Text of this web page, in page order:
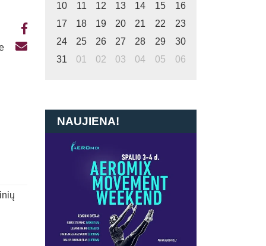
10
11 12 13 14 15
16
17
18 19 20 21 22
23
24
25 26 27 28 29
30
31
01 02 03 04 05 06
NAUJIENA!